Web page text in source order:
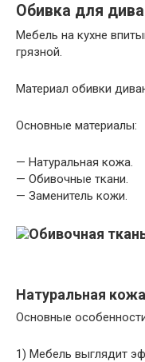
Обивка для
Мебель на кухне
грязной.
Материал обивки
Основные материалы:
— Натуральная кожа.
— Обивочные ткани.
— Заменитель кожи.
Натуральная кожа
Основные
1) Мебель выглядит